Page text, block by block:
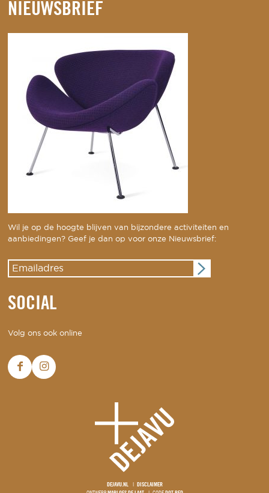
NIEUWSBRIEF
Wil je op de hoogte blijven van bijzondere activiteiten en
aanbiedingen? Geef je dan op voor onze Nieuwsbrief:
SOCIAL
Volg ons ook online
DEJAVU.NL
DISCLAIMER